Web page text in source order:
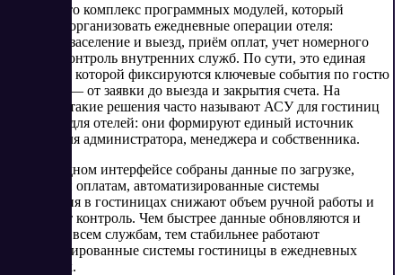
АСУ — это комплекс программных модулей, который
помогает организовать ежедневные операции отеля:
продажи, заселение и выезд, приём оплат, учет номерного
фонда и контроль внутренних служб. По сути, это единая
система, в которой фиксируются ключевые события по гостю
и номеру — от заявки до выезда и закрытия счета. На
практике такие решения часто называют АСУ для гостиниц
или АСУ для отелей: они формируют единый источник
данных для администратора, менеджера и собственника.
Когда в одном интерфейсе собраны данные по загрузке,
тарифам и оплатам, автоматизированные системы
управления в гостиницах снижают объем ручной работы и
упрощают контроль. Чем быстрее данные обновляются и
доступны всем службам, тем стабильнее работают
автоматизированные системы гостиницы в ежедневных
сценариях.